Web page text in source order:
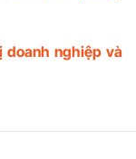
doanh nghiệp và